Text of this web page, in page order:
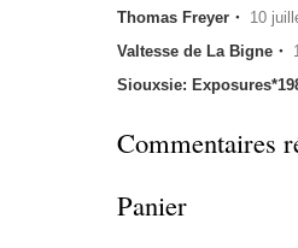
Thomas Freyer・ 10
Valtesse de La Bigne・
Siouxsie:
Commentaires
Panier